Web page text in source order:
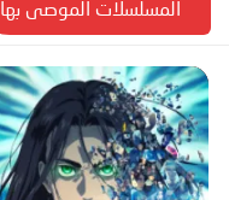
المسلسلات الموصى بها